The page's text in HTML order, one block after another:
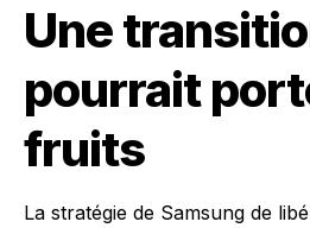
Une
pourrait
fruits
La stratégie de Samsung de